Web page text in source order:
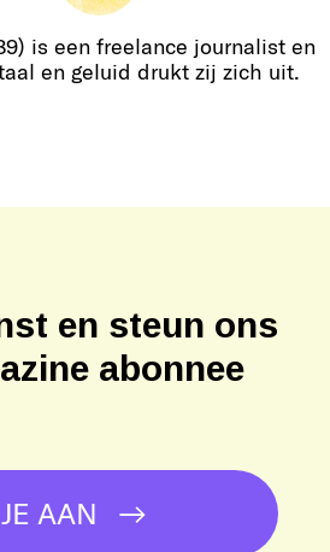
is een freelance journalist en
en geluid drukt zij zich uit.
en steun ons
abonnee
AAN